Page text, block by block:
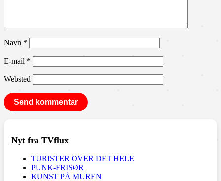
Navn *
E-mail *
Websted
Nyt fra TVflux
TURISTER OVER DET HELE
PUNK-FRISØR
KUNST PÅ MUREN